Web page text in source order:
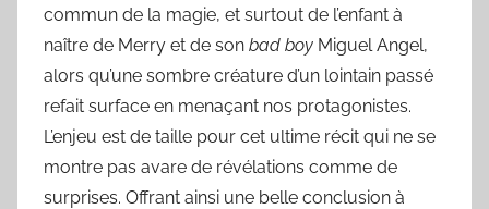
commun de la magie, et surtout de l’enfant à
naître de Merry et de son bad boy Miguel Angel,
alors qu’une sombre créature d’un lointain passé
refait surface en menaçant nos protagonistes.
L’enjeu est de taille pour cet ultime récit qui ne se
montre pas avare de révélations comme de
surprises. Offrant ainsi une belle conclusion à